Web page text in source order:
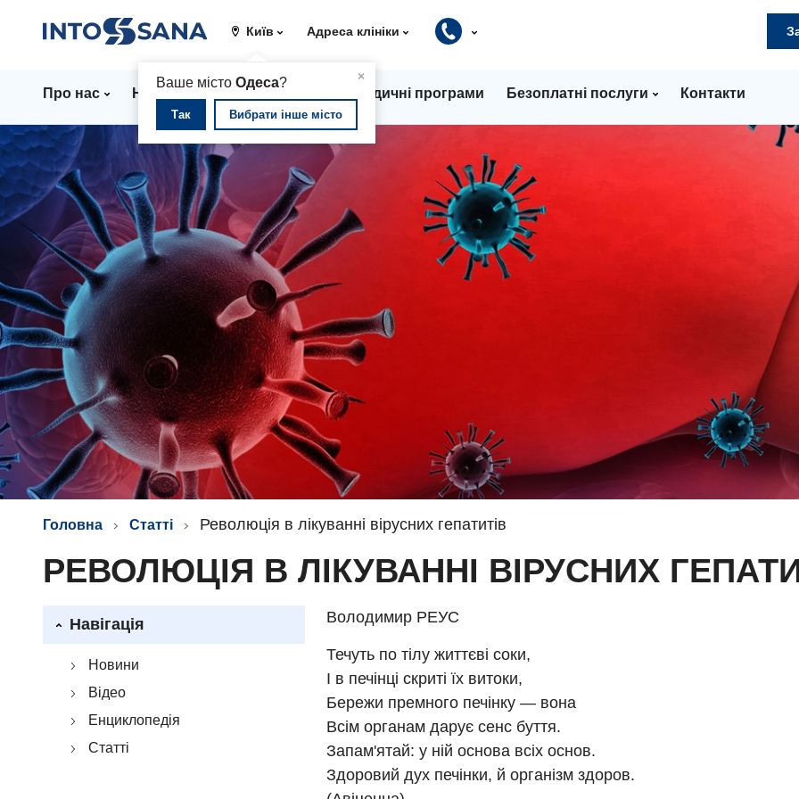
Київ
×
Ваше місто Одеса?
Так Вибрати інше місто
Адреса клініки
Про нас Напрямки Ціни Медичні програми Безоплатні послуги Контакти
Головна Статті Революція в лікуванні вірусних гепатитів
РЕВОЛЮЦІЯ В ЛІКУВАННІ ВІРУСНИХ
Навігація
Новини
Відео
Енциклопедія
Статті
Володимир РЕУС
Течуть по тілу життєві соки,
І в печінці скриті їх витоки,
Бережи премного печінку — вона
Всім органам дарує сенс буття.
Запам'ятай: у ній основа всіх основ.
Здоровий дух печінки, й організм здоров.